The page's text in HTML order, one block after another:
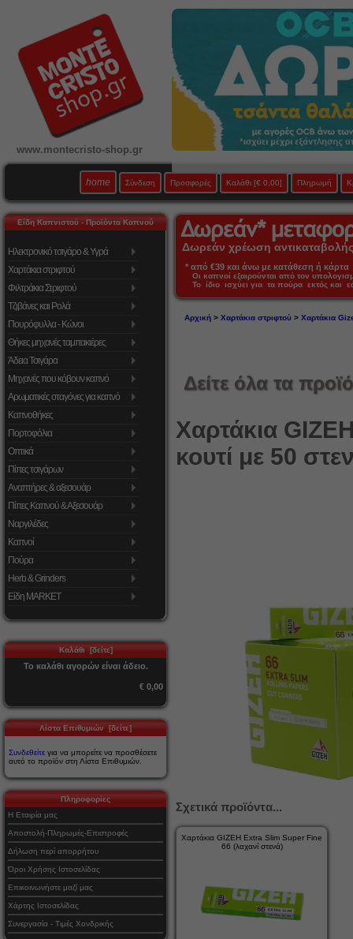
www.montecristo-shop.gr
home Σύνδεση Προσφορές Καλάθι [€ 0,00] Πληρωμή
Είδη Καπνιστού - Προϊόντα Καπνού
Ηλεκτρονικό τσιγάρο & Υγρά
Χαρτάκια στριφτού
Φιλτράκια Στριφτού
Τζιβάνες και Ρολά
Πουρόφυλλα - Κώνοι
Θήκες μηχανές ταμπακιέρες
Άδεια Τσιγάρα
Μηχανές που κόβουν καπνό
Αρωματικές σταγόνες για καπνό
Καπνοθήκες
Πορτοφόλια
Οπτικά
Πίπες τσιγάρων
Αναπτήρες & αξεσουάρ
Πίπες Καπνού & Αξεσουάρ
Ναργιλέδες
Καπνοί
Πούρα
Herb & Grinders
Είδη MARKET
Καλάθι [δείτε]
Το καλάθι αγορών είναι άδειο.
€ 0,00
Λίστα Επιθυμιών [δείτε]
Συνδεθείτε για να μπορείτε να προσθέσετε
αυτό το προϊόν στη Λίστα Επιθυμιών.
Πληροφορίες
Η Εταιρία μας
Αποστολή-Πληρωμές-Επιστροφές
Δήλωση περί απορρήτου
Όροι Χρήσης Ιστοσελίδας
Επικοινωνήστε μαζί μας
Χάρτης Ιστοσελίδας
Συνεργασία - Τιμές Χονδρικής
Δωρεάν χρέωση
* από €39 και άνω με κατάθεση ή
Οι καπνοί εξαιρούνται από τον
Το ίδιο ισχύει για τα πούρα εκτός και
Αρχική> Χαρτάκια στριφτού> Χαρτάκια
Δείτε όλα τα
Χαρτάκια
κουτί με 50
Σχετικά προϊόντα...
Χαρτάκια GIZEH Extra Slim Super Fine
66 (λαχανί στενά)